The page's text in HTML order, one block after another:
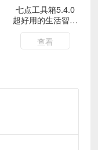
七点工具箱5.4.0
超好用的生活智能
软件
查看